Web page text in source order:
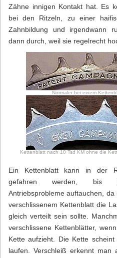
Zähne innigen Kontakt hat. Es
bei den Ritzeln, zu einer
Zahnbildung und irgendwann
dann durch, weil sie regelrecht
Normaler bei einem
Kettenblatt nach 10 Tsd KM ohne die
Ein Kettenblatt kann in der
gefahren werden, bis
Antriebsprobleme auftauchen, da
verschlissenem Kettenblatt die
gleich verteilt sein sollte.
verschlissene Kettenblätter,
Kette aufzieht. Die Kette
laufen. Verschleiß erkennt man